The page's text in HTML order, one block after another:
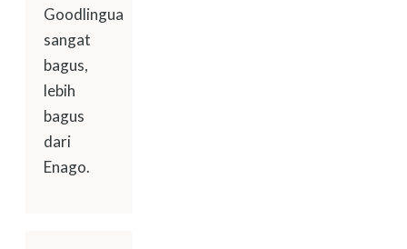
Goodlingua
sangat
bagus,
lebih
bagus
dari
Enago.